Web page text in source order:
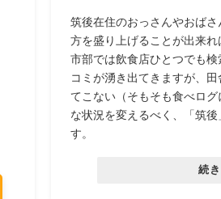
筑後在住のおっさんやおば
方を盛り上げることが出来
市部では飲食店ひとつでも
コミが湧き出てきますが、
てこない（そもそも食べロ
な状況を変えるべく、「筑
す。
続